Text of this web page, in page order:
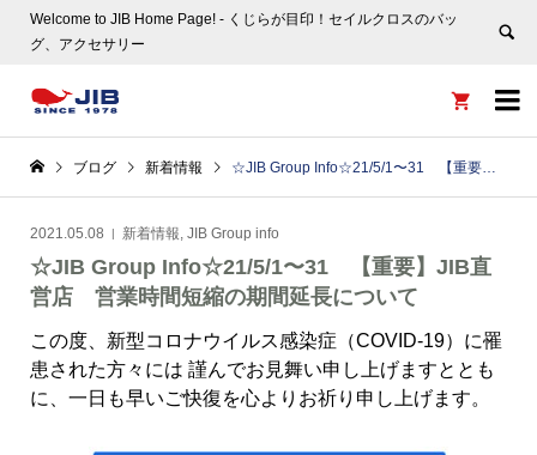
Welcome to JIB Home Page! ‐ くじらが目印！セイルクロスのバッ
グ、アクセサリー


ブログ 新着情報 ☆JIB Group Info☆21/5/1〜31 【重要】JIB直営店 営業時間短縮の期間延長について
2021.05.08 新着情報, JIB Group info
☆JIB Group Info☆21/5/1〜31 【重要】JIB直
営店 営業時間短縮の期間延長について
この度、新型コロナウイルス感染症（COVID-19）に罹
患された方々には 謹んでお見舞い申し上げますととも
に、一日も早いご快復を心よりお祈り申し上げます。